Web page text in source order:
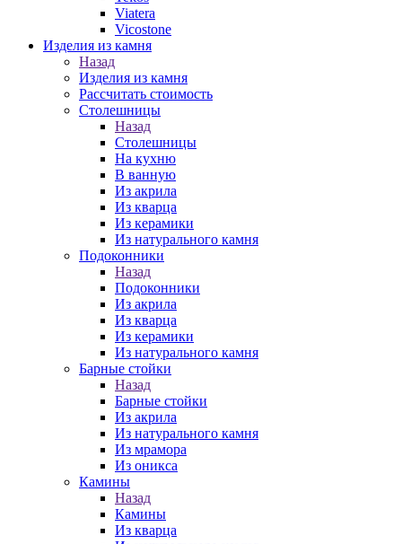
Viatera
Vicostone
Изделия из камня
Назад
Изделия из камня
Рассчитать стоимость
Столешницы
Назад
Столешницы
На кухню
В ванную
Из акрила
Из кварца
Из керамики
Из натурального камня
Подоконники
Назад
Подоконники
Из акрила
Из кварца
Из керамики
Из натурального камня
Барные стойки
Назад
Барные стойки
Из акрила
Из натурального камня
Из мрамора
Из оникса
Камины
Назад
Камины
Из кварца